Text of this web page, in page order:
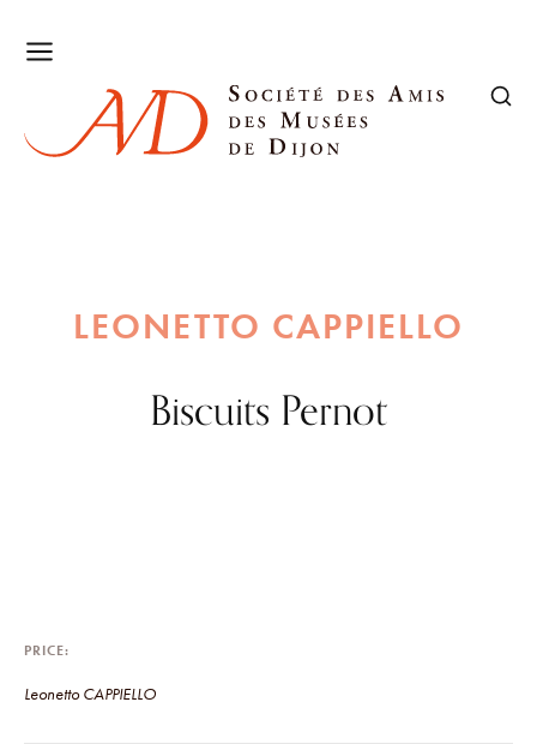
LEONETTO CAPPIELLO
Biscuits Pernot
PRICE
Leonetto CAPPIELLO